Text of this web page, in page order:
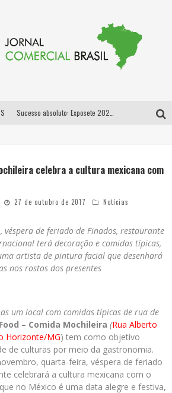
celebra a cultura mexicana com
27 de outubro de 2017 Notícias
véspera deferiado deFinados, restaurante
terá decoração e comidas típicas,
artista depintura facial que desenhará
nos rostos dos presentes
um local com comidas típicas de rua de
Food – Comida Mochileira (Rua Alberto
Horizonte/MG) tem como objetivo
de culturas por meio da gastronomia.
quarta-feira, véspera de feriado
celebrará a cultura mexicana com o
no México é uma data alegre e festiva,